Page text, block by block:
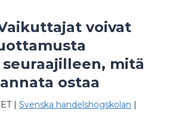
voivat
mitä
ostaa
| Svenska handelshögskolan |